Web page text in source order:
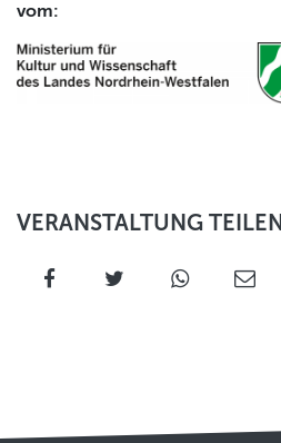
vom:
VERANSTALTUNG TEILEN